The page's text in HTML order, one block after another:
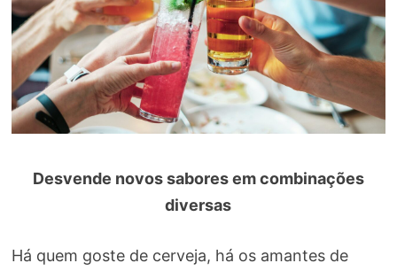
Desvende novos sabores em combinações
diversas
Há quem goste de cerveja, há os amantes de